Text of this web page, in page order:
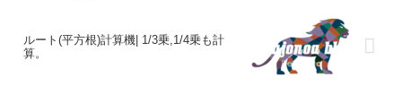
ルート(平方根)計算機| 1/3乗,1/4乗も計
算。